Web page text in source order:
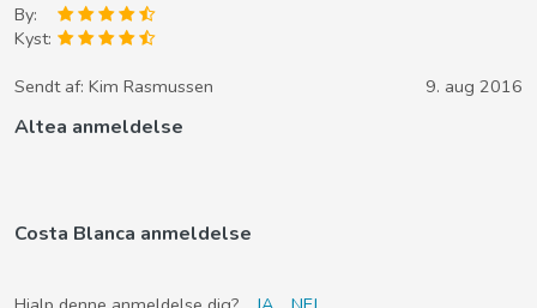
By:
Kyst:
Sendt af: Kim Rasmussen 9. aug 2016
Altea anmeldelse
Costa Blanca anmeldelse